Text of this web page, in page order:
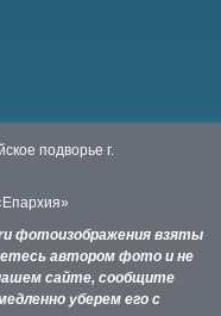
подворье г.
фотоизображения взяты
автором фото и не
сайте, сообщите
уберем его с